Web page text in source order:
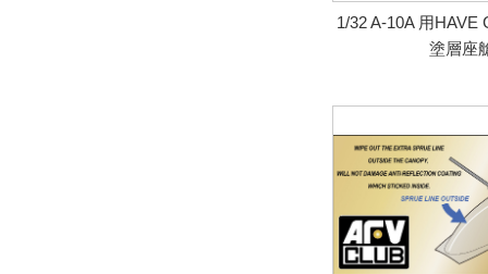
1/32 A-10A 用HAVE
塗層座